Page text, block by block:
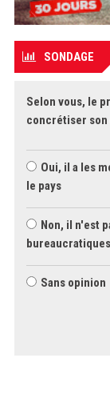
SONDAGE
Selon vous, le
concrétiser
Oui, il a les
le pays
Non, il n'est
Sans opinion